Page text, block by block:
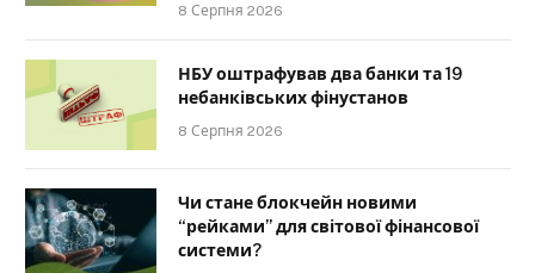
8 Серпня 2026
НБУ оштрафував два банки та 19
небанківських фінустанов
8 Серпня 2026
Чи стане блокчейн новими
“рейками” для світової фінансової
системи?